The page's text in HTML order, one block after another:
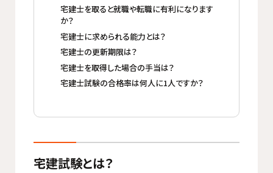
宅建士を取ると就職や転職に有利になります
か？
宅建士に求められる能力とは？
宅建士の更新期限は？
宅建士を取得した場合の手当は？
宅建士試験の合格率は何人に1人ですか？
宅建試験とは？